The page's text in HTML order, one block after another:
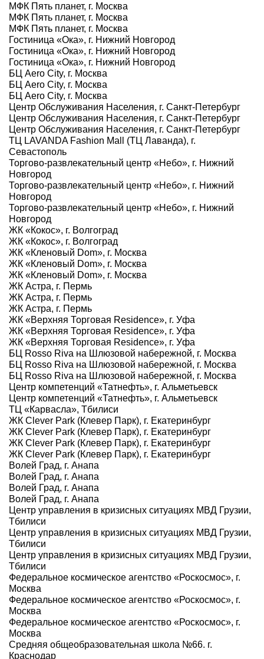
МФК Пять планет, г. Москва
МФК Пять планет, г. Москва
МФК Пять планет, г. Москва
Гостиница «Ока», г. Нижний Новгород
Гостиница «Ока», г. Нижний Новгород
Гостиница «Ока», г. Нижний Новгород
БЦ Aero City, г. Москва
БЦ Aero City, г. Москва
БЦ Aero City, г. Москва
Центр Обслуживания Населения, г. Санкт-Петербург
Центр Обслуживания Населения, г. Санкт-Петербург
Центр Обслуживания Населения, г. Санкт-Петербург
ТЦ LAVANDA Fashion Mall (ТЦ Лаванда), г.
Севастополь
Торгово-развлекательный центр «Небо», г. Нижний
Новгород
Торгово-развлекательный центр «Небо», г. Нижний
Новгород
Торгово-развлекательный центр «Небо», г. Нижний
Новгород
ЖК «Кокос», г. Волгоград
ЖК «Кокос», г. Волгоград
ЖК «Кленовый Dom», г. Москва
ЖК «Кленовый Dom», г. Москва
ЖК «Кленовый Dom», г. Москва
ЖК Астра, г. Пермь
ЖК Астра, г. Пермь
ЖК Астра, г. Пермь
ЖК «Верхняя Торговая Residence», г. Уфа
ЖК «Верхняя Торговая Residence», г. Уфа
ЖК «Верхняя Торговая Residence», г. Уфа
БЦ Rosso Riva на Шлюзовой набережной, г. Москва
БЦ Rosso Riva на Шлюзовой набережной, г. Москва
БЦ Rosso Riva на Шлюзовой набережной, г. Москва
Центр компетенций «Татнефть», г. Альметьевск
Центр компетенций «Татнефть», г. Альметьевск
ТЦ «Карвасла», Тбилиси
ЖК Clever Park (Клевер Парк), г. Екатеринбург
ЖК Clever Park (Клевер Парк), г. Екатеринбург
ЖК Clever Park (Клевер Парк), г. Екатеринбург
ЖК Clever Park (Клевер Парк), г. Екатеринбург
Волей Град, г. Анапа
Волей Град, г. Анапа
Волей Град, г. Анапа
Волей Град, г. Анапа
Центр управления в кризисных ситуациях МВД Грузии,
Тбилиси
Центр управления в кризисных ситуациях МВД Грузии,
Тбилиси
Центр управления в кризисных ситуациях МВД Грузии,
Тбилиси
Федеральное космическое агентство «Роскосмос», г.
Москва
Федеральное космическое агентство «Роскосмос», г.
Москва
Федеральное космическое агентство «Роскосмос», г.
Москва
Средняя общеобразовательная школа №66. г.
Краснодар